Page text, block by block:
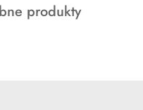
produkty